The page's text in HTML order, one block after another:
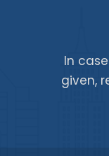
In
given,